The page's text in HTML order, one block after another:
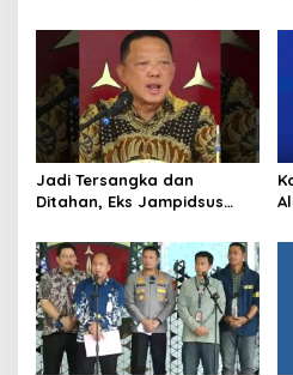
Pangkalan TNI AU
Jadi Tersangka dan
Ditahan, Eks Jampidsus
Kriminalisasi